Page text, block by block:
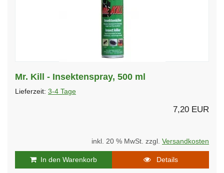
Mr. Kill - Insektenspray, 500 ml
Lieferzeit: 3-4 Tage
7,20 EUR
inkl. 20 % MwSt. zzgl. Versandkosten
In den Warenkorb Details